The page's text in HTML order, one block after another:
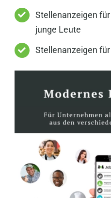
Stellenanzeigen
junge Leute
Stellenanzeigen